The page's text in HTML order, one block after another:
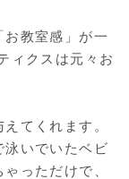
教室感」が一
ィクスは元々お
てくれます。
泳いでいたベビ
っただけで、